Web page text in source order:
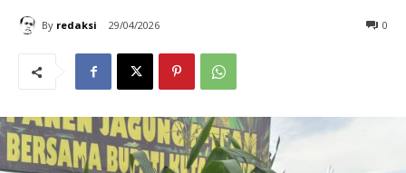
By redaksi 29/04/2026 0